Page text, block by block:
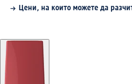
Цени, на които можете да